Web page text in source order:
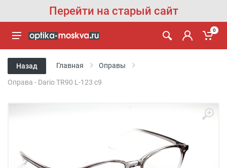
Перейти на старый сайт
0
Назад Главная Оправы
Оправа - Dario TR90 L-123 c9